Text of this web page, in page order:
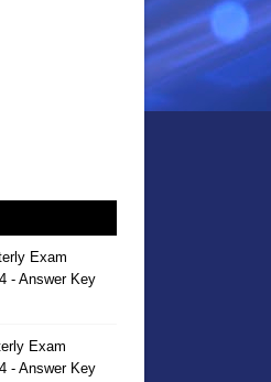
Exam
- Answer Key
Exam
- Answer Key